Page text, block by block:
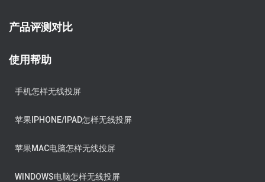
产品评测对比
使用帮助
手机怎样无线投屏
苹果IPHONE/IPAD怎样无线投屏
苹果MAC电脑怎样无线投屏
WINDOWS电脑怎样无线投屏